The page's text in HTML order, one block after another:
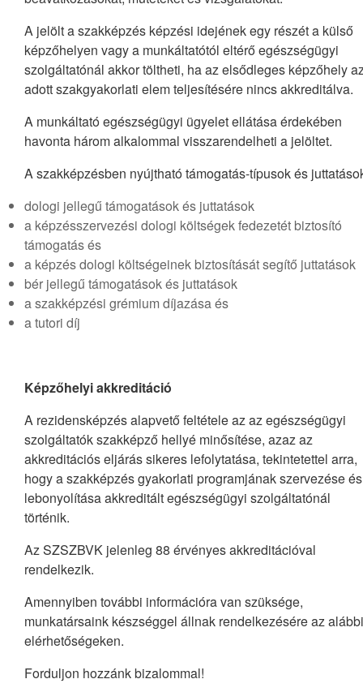
A jelölt a szakképzés képzési idejének egy részét a külső
képzőhelyen vagy a munkáltatótól eltérő egészségügyi
szolgáltatónál akkor töltheti, ha az elsődleges képzőhely
adott szakgyakorlati elem teljesítésére nincs akkreditálva.
A munkáltató egészségügyi ügyelet ellátása érdekében
havonta három alkalommal visszarendelheti a jelöltet.
A szakképzésben nyújtható támogatás-típusok és
dologi jellegű támogatások és juttatások
a képzésszervezési dologi költségek fedezetét biztosító
támogatás és
a képzés dologi költségeinek biztosítását segítő juttatások
bér jellegű támogatások és juttatások
a szakképzési grémium díjazása és
a tutori díj
Képzőhelyi akkreditáció
A rezidensképzés alapvető feltétele az az egészségügyi
szolgáltatók szakképző hellyé minősítése, azaz az
akkreditációs eljárás sikeres lefolytatása, tekintetettel arra,
hogy a szakképzés gyakorlati programjának szervezése és
lebonyolítása akkreditált egészségügyi szolgáltatónál
történik.
Az SZSZBVK jelenleg 88 érvényes akkreditációval
rendelkezik.
Amennyiben további információra van szüksége,
munkatársaink készséggel állnak rendelkezésére az alábbi
elérhetőségeken.
Forduljon hozzánk bizalommal!